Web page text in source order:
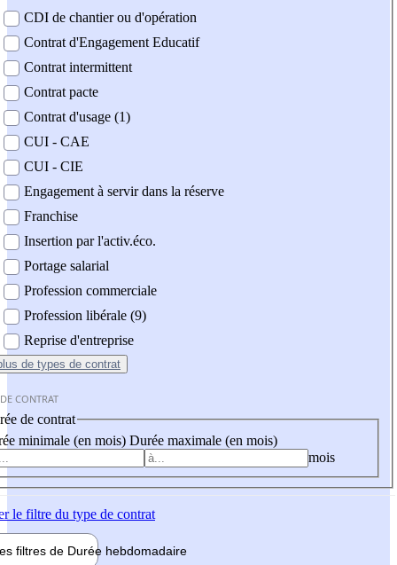
CDI de chantier ou d'opération
Contrat d'Engagement Educatif
Contrat intermittent
Contrat pacte
Contrat d'usage (1)
CUI - CAE
CUI - CIE
Engagement à servir dans la réserve
Franchise
Insertion par l'activ.éco.
Portage salarial
Profession commerciale
Profession libérale (9)
Reprise d'entreprise
de types de contrat
CONTRAT
de contrat
minimale (en mois) Durée maximale (en mois)
mois
le filtre du type de contrat
filtres de Durée hebdomadaire